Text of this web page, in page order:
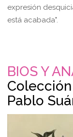
expresión
está acabada".
BIOS Y
Pablo